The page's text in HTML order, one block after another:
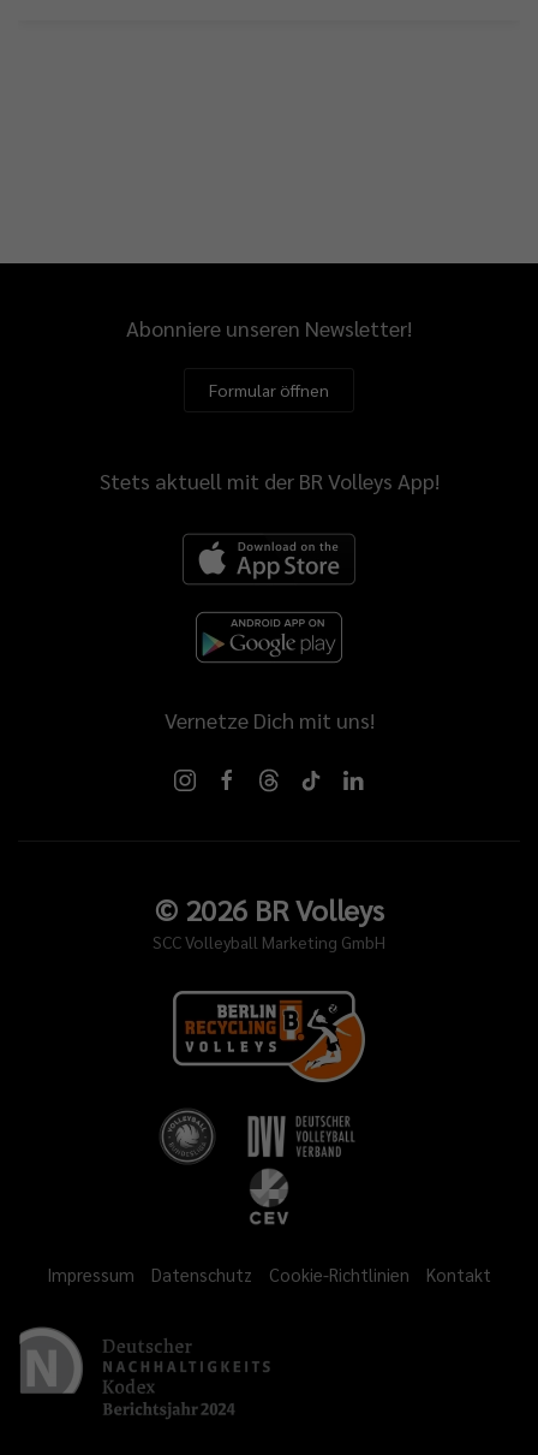
Abonniere unseren Newsletter!
Formular öffnen
Stets aktuell mit der BR Volleys App!
Vernetze Dich mit uns!
© 2026BR Volleys
SCC Volleyball Marketing GmbH
Impressum Datenschutz Cookie-Richtlinien Kontakt